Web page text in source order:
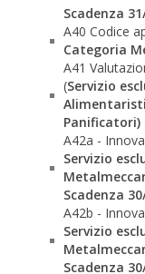
Scadenza
A40 Codice
Categoria
A41
(Servizio
Panificatori)
A42a -
Servizio
Scadenza
A42b -
Servizio
Scadenza